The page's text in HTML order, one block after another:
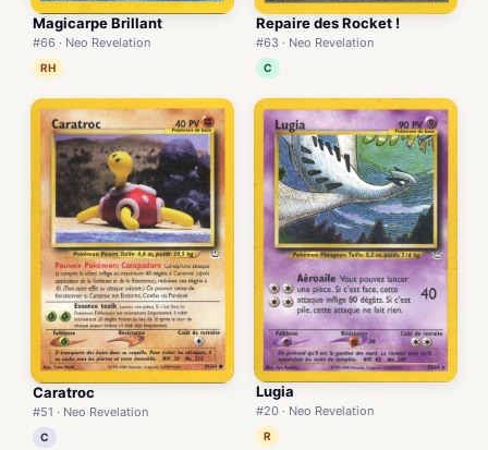
Magicarpe Brillant
#66 · Neo Revelation
RH
Repaire des Rocket !
#63 · Neo Revelation
C
Caratroc
#51 · Neo Revelation
C
Lugia
#20 · Neo Revelation
R